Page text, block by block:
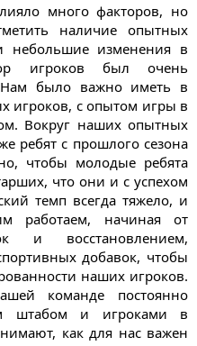
много факторов, но
наличие опытных
небольшие изменения в
игроков был очень
было важно иметь в
игроков, с опытом игры в
Вокруг наших опытных
ребят с прошлого сезона
чтобы молодые ребята
что они и с успехом
темп всегда тяжело, и
работаем, начиная от
и восстановлением,
добавок, чтобы
наших игроков.
команде постоянно
штабом и игроками в
как для нас важен